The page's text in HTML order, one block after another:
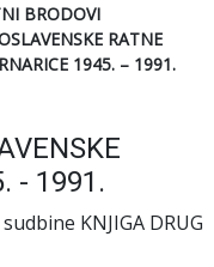
BRODOVI
RATNE
1945. – 1991.
- 1991.
KNJIGA DRUG